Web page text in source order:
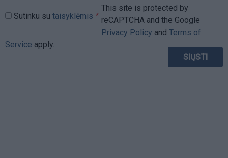
Sutinku su taisyklėmis
This site is protected by
reCAPTCHA and the Google
Privacy Policy and Terms of
Service apply.